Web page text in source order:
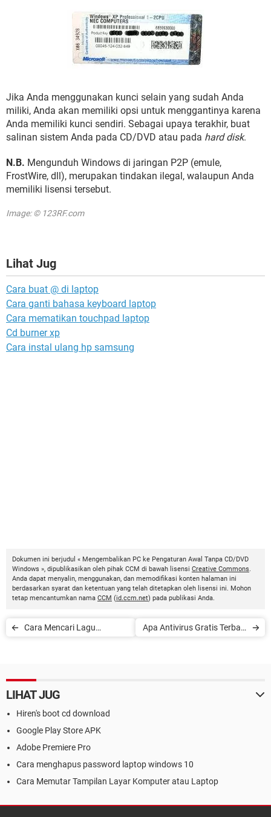
Jika Anda menggunakan kunci selain yang sudah Anda
miliki, Anda akan memiliki opsi untuk menggantinya karena
Anda memiliki kunci sendiri. Sebagai upaya terakhir, buat
salinan sistem Anda pada CD/DVD atau pada hard disk.
N.B. Mengunduh Windows di jaringan P2P (emule,
FrostWire, dll), merupakan tindakan ilegal, walaupun Anda
memiliki lisensi tersebut.
Image: © 123RF.com
Lihat Jug
Cara buat @ di laptop
Cara ganti bahasa keyboard laptop
Cara mematikan touchpad laptop
Cd burner xp
Cara instal ulang hp samsung
Dokumen ini berjudul « Mengembalikan PC ke Pengaturan Awal Tanpa CD/DVD
Windows », dipublikasikan oleh pihak CCM di bawah lisensi Creative Commons.
Anda dapat menyalin, menggunakan, dan memodifikasi konten halaman ini
berdasarkan syarat dan ketentuan yang telah ditetapkan oleh lisensi ini. Mohon
tetap mencantumkan nama CCM (id.ccm.net) pada publikasi Anda.
Cara Mencari Lagu
Apa Antivirus Gratis Terbaik
LIHAT JUG
Hiren's boot cd download
Google Play Store APK
Adobe Premiere Pro
Cara menghapus password laptop windows 10
Cara Memutar Tampilan Layar Komputer atau Laptop